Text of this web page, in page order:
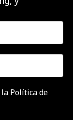
Política de